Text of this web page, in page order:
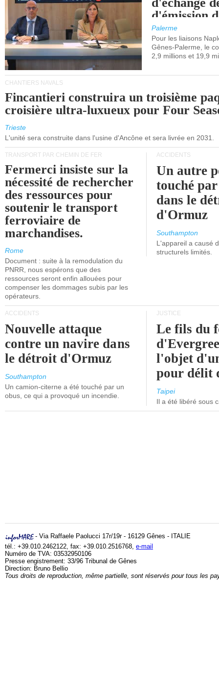
d'émission
(SEQE-UE)
maritimes
occidentale.
Palerme
Pour les liaisons
Gênes-Palerme, le
2,9 millions et 19,9
CHANTIERS NAVALS
Fincantieri construira un troisième
croisière ultra-luxueux pour Four
Trieste
L'unité sera construite dans l'usine d'Ancône et sera livrée en 2031.
TRANSPORT PAR CHEMIN DE FER
Fermerci insiste sur la
nécessité de rechercher
des ressources pour
soutenir le transport
ferroviaire de
marchandises.
Rome
Document : suite à la remodulation du
PNRR, nous espérons que des
ressources seront enfin allouées pour
compenser les dommages subis par les
opérateurs.
ACCIDENTS
Un autre
touché
dans le
d'Ormuz
Southampton
L'appareil a causé
structurels limités.
ACCIDENTS
Nouvelle attaque
contre un navire dans
le détroit d'Ormuz
Southampton
Un camion-citerne a été touché par un
obus, ce qui a provoqué un incendie.
JUSTICE
Le fils du
l'objet
pour délit
Taipei
Il a été libéré sous
- Via Raffaele Paolucci 17r/19r - 16129 Gênes - ITALIE
tél.: +39.010.2462122, fax: +39.010.2516768, e-mail
Numéro de TVA: 03532950106
Presse engistrement: 33/96 Tribunal de Gênes
Direction: Bruno Bellio
Tous droits de reproduction, même partielle, sont réservés pour tous les